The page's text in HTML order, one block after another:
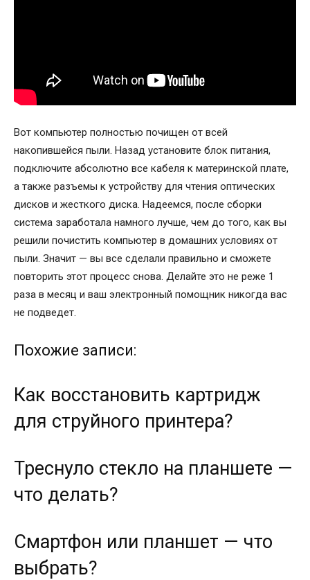
Вот компьютер полностью почищен от всей
накопившейся пыли. Назад установите блок питания,
подключите абсолютно все кабеля к материнской плате,
а также разъемы к устройству для чтения оптических
дисков и жесткого диска. Надеемся, после сборки
система заработала намного лучше, чем до того, как вы
решили почистить компьютер в домашних условиях от
пыли. Значит — вы все сделали правильно и сможете
повторить этот процесс снова. Делайте это не реже 1
раза в месяц и ваш электронный помощник никогда вас
не подведет.
Похожие записи:
Как восстановить картридж
для струйного принтера?
Треснуло стекло на планшете —
что делать?
Смартфон или планшет — что
выбрать?